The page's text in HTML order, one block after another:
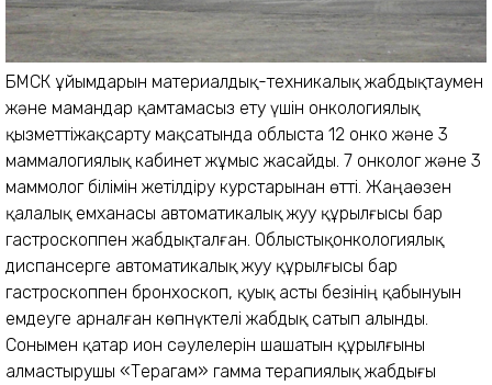
БМСК ұйымдарын материалдық-техникалық жабдықтаумен
және мамандар қамтамасыз ету үшін онкологиялық
қызметтіжақсарту мақсатында облыста 12 онко және 3
маммалогиялық кабинет жұмыс жасайды. 7 онколог және 3
маммолог білімін жетілдіру курстарынан өтті. Жаңаөзен
қалалық емханасы автоматикалық жуу құрылғысы бар
гастроскоппен жабдықталған. Облыстықонкологиялық
диспансерге автоматикалық жуу құрылғысы бар
гастроскоппен бронхоскоп, қуық асты безінің қабынуын
емдеуге арналған көпнүктелі жабдық сатып алынды.
Сонымен қатар ион сәулелерін шашатын құрылғыны
алмастырушы «Терагам» гамма терапиялық жабдығы